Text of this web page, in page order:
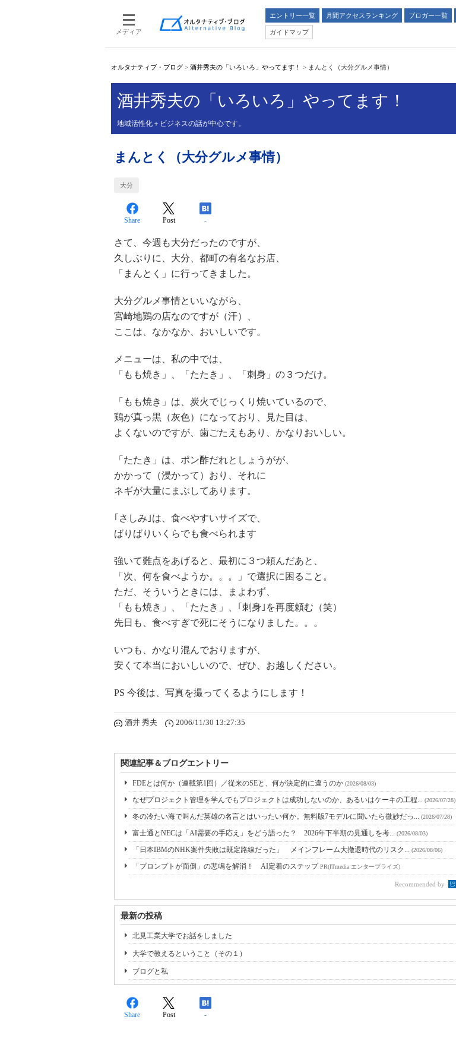
メディア
エントリー一覧 月間アクセスランキング ブロガー一覧
ガイドマップ
オルタナティブ・ブログ > 酒井秀夫の「いろいろ」やってます！ > まんとく（大分グルメ事情）
酒井秀夫の「いろいろ」やってます！
地域活性化＋ビジネスの話が中心です。
まんとく（大分グルメ事情）
大分
Share Post -
さて、今週も大分だったのですが、
久しぶりに、大分、都町の有名なお店、
「まんとく」に行ってきました。
大分グルメ事情といいながら、
宮崎地鶏の店なのですが（汗）、
ここは、なかなか、おいしいです。
メニューは、私の中では、
「もも焼き」、「たたき」、「刺身」の３つだけ。
「もも焼き」は、炭火でじっくり焼いているので、
鶏が真っ黒（灰色）になっており、見た目は、
よくないのですが、歯ごたえもあり、かなりおいしい。
「たたき」は、ポン酢だれとしょうがが、
かかって（浸かって）おり、それに
ネギが大量にまぶしてあります。
｢さしみ｣は、食べやすいサイズで、
ばりばりいくらでも食べられます
強いて難点をあげると、最初に３つ頼んだあと、
「次、何を食べようか。。。」で選択に困ること。
ただ、そういうときには、まよわず、
「もも焼き」、「たたき」、｢刺身｣を再度頼む（笑）
先日も、食べすぎで死にそうになりました。。。
いつも、かなり混んでおりますが、
安くて本当においしいので、ぜひ、お越しください。
PS 今後は、写真を撮ってくるようにします！
酒井 秀夫 2006/11/30 13:27:35
関連記事＆ブログエントリー
FDEとは何か（連載第1回）／従来のSEと、何が決定的に違うのか (2026/08/03)
なぜプロジェクト管理を学んでもプロジェクトは成功しないのか、あるいはケーキの工程... (2026/07/28)
冬の冷たい海で叫んだ英雄の名言とはいったい何か。無料版7モデルに聞いたら微妙だっ... (2026/07/28)
富士通とNECは「AI需要の手応え」をどう語った？ 2026年下半期の見通しを考... (2026/08/03)
「日本IBMのNHK案件失敗は既定路線だった」 メインフレーム大撤退時代のリスク... (2026/08/06)
「プロンプトが面倒」の悲鳴を解消！ AI定着のステップPR(ITmedia エンタープライズ)
Recommended by
最新の投稿
北見工業大学でお話をしました
大学で教えるということ（その１）
ブログと私
Share Post -